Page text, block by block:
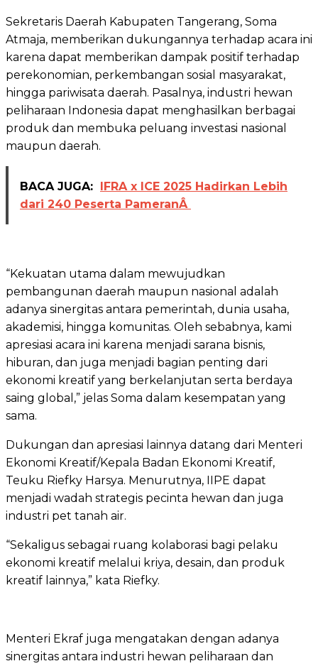
Sekretaris Daerah Kabupaten Tangerang, Soma
Atmaja, memberikan dukungannya terhadap acara ini
karena dapat memberikan dampak positif terhadap
perekonomian, perkembangan sosial masyarakat,
hingga pariwisata daerah. Pasalnya, industri hewan
peliharaan Indonesia dapat menghasilkan berbagai
produk dan membuka peluang investasi nasional
maupun daerah.
BACA JUGA: IFRA x ICE 2025 Hadirkan Lebih
dari 240 Peserta PameranÂ
“Kekuatan utama dalam mewujudkan
pembangunan daerah maupun nasional adalah
adanya sinergitas antara pemerintah, dunia usaha,
akademisi, hingga komunitas. Oleh sebabnya, kami
apresiasi acara ini karena menjadi sarana bisnis,
hiburan, dan juga menjadi bagian penting dari
ekonomi kreatif yang berkelanjutan serta berdaya
saing global,” jelas Soma dalam kesempatan yang
sama.
Dukungan dan apresiasi lainnya datang dari Menteri
Ekonomi Kreatif/Kepala Badan Ekonomi Kreatif,
Teuku Riefky Harsya. Menurutnya, IIPE dapat
menjadi wadah strategis pecinta hewan dan juga
industri pet tanah air.
“Sekaligus sebagai ruang kolaborasi bagi pelaku
ekonomi kreatif melalui kriya, desain, dan produk
kreatif lainnya,” kata Riefky.
Menteri Ekraf juga mengatakan dengan adanya
sinergitas antara industri hewan peliharaan dan